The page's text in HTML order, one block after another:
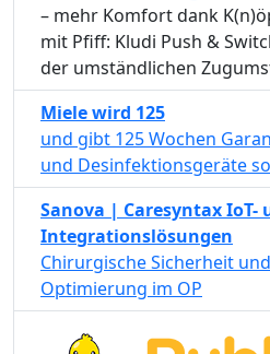
– mehr Komfort dank
mit Pfiff: Kludi Push &
der umständlichen
Miele wird 125
und gibt 125 Wochen
und Desinfektionsgeräte
Sanova | Caresyntax IoT-
Integrationslösungen
Chirurgische Sicherheit
Optimierung im OP